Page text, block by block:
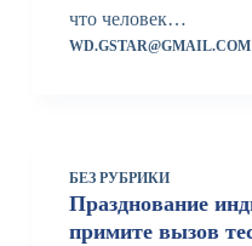
что человек…
WD.GSTAR@GMAIL.COM
БЕЗ РУБРИКИ
Празднование
примите вызов